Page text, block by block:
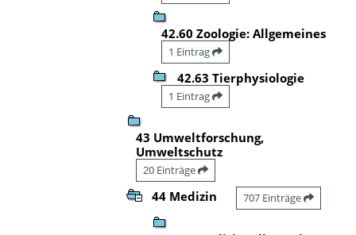
42.60 Zoologie: Allgemeines
1 Eintrag
42.63 Tierphysiologie
1 Eintrag
43 Umweltforschung,
Umweltschutz
20 Einträge
44 Medizin 707 Einträge